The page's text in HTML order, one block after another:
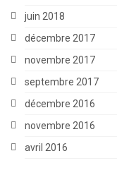
juin 2018
décembre 2017
novembre 2017
septembre 2017
décembre 2016
novembre 2016
avril 2016